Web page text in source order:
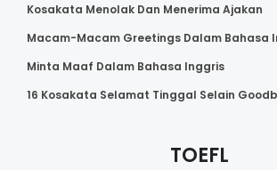
Kosakata Menolak Dan Menerima Ajakan
Macam-Macam Greetings Dalam Bahasa
Minta Maaf Dalam Bahasa Inggris
16 Kosakata Selamat Tinggal Selain
TOEFL